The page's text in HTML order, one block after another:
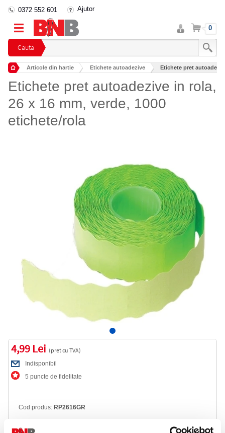
Cauta
0372 552 601 Ajutor
Intra
in
cont
Cos 0
Articole din hartie Etichete autoadezive Etichete pret
Etichete pret autoadezive in rola,
26 x 16 mm, verde, 1000
etichete/rola
4,99 Lei (pret cu TVA)
Indisponibil
5 puncte de fidelitate
Cod produs: RP2616GR